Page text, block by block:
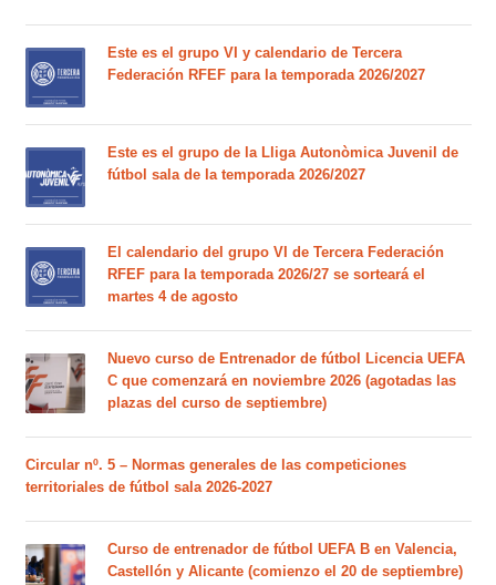
Este es el grupo VI y calendario de Tercera
Federación RFEF para la temporada 2026/2027
Este es el grupo de la Lliga Autonòmica Juvenil de
fútbol sala de la temporada 2026/2027
El calendario del grupo VI de Tercera Federación
RFEF para la temporada 2026/27 se sorteará el
martes 4 de agosto
Nuevo curso de Entrenador de fútbol Licencia UEFA
C que comenzará en noviembre 2026 (agotadas las
plazas del curso de septiembre)
Circular nº. 5 – Normas generales de las competiciones
territoriales de fútbol sala 2026-2027
Curso de entrenador de fútbol UEFA B en Valencia,
Castellón y Alicante (comienzo el 20 de septiembre)